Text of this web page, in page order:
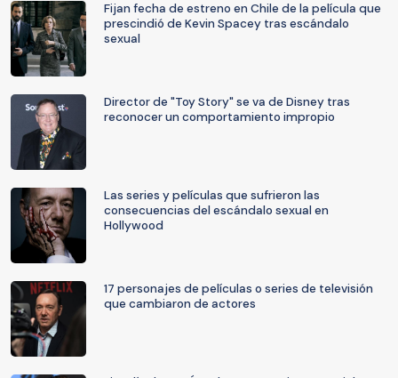
Fijan fecha de estreno en Chile de la película que
prescindió de Kevin Spacey tras escándalo
sexual
Director de "Toy Story" se va de Disney tras
reconocer un comportamiento impropio
Las series y películas que sufrieron las
consecuencias del escándalo sexual en
Hollywood
17 personajes de películas o series de televisión
que cambiaron de actores